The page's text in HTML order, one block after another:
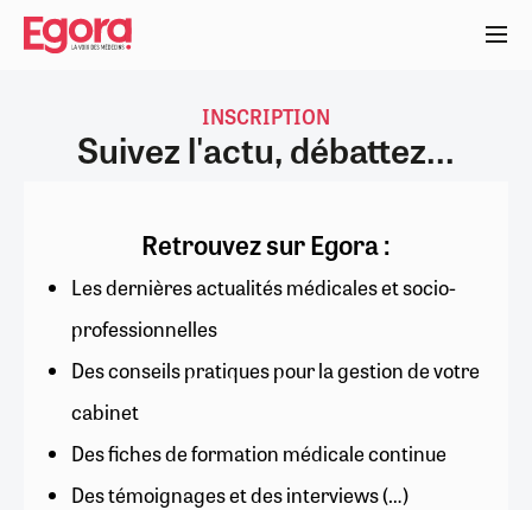
Aller
contenu
INSCRIPTION
Suivez l'actu, débattez...
Retrouvez sur Egora :
Les dernières actualités médicales et socio-
professionnelles
Des conseils pratiques pour la gestion de votre
cabinet
Des fiches de formation médicale continue
Des témoignages et des interviews (…)